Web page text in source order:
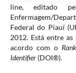
line, editado
Enfermagem/
Federal do Piauí
2012. Está entre
acordo com o
Identifier(DOI®).